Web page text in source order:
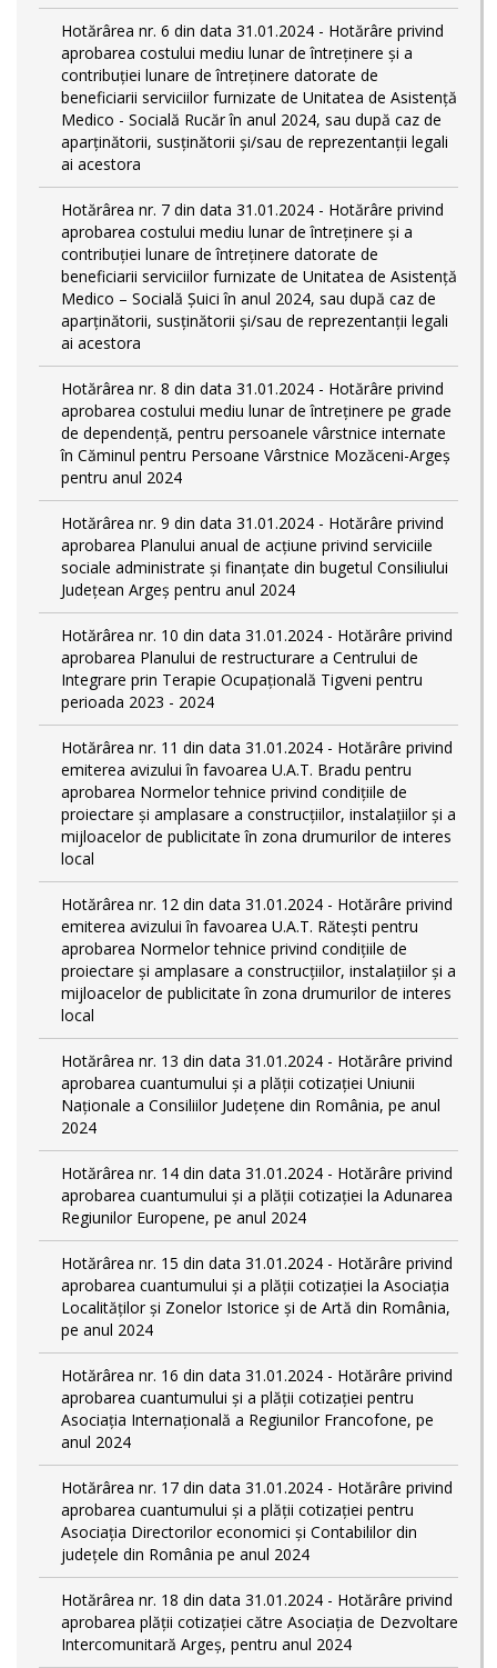
Hotărârea nr. 6 din data 31.01.2024 - Hotărâre privind
aprobarea costului mediu lunar de întreținere și a
contribuției lunare de întreținere datorate de
beneficiarii serviciilor furnizate de Unitatea de Asistență
Medico - Socială Rucăr în anul 2024, sau după caz de
aparținătorii, susținătorii și/sau de reprezentanții legali
ai acestora
Hotărârea nr. 7 din data 31.01.2024 - Hotărâre privind
aprobarea costului mediu lunar de întreținere și a
contribuției lunare de întreținere datorate de
beneficiarii serviciilor furnizate de Unitatea de Asistență
Medico – Socială Șuici în anul 2024, sau după caz de
aparținătorii, susținătorii și/sau de reprezentanții legali
ai acestora
Hotărârea nr. 8 din data 31.01.2024 - Hotărâre privind
aprobarea costului mediu lunar de întreţinere pe grade
de dependențǎ, pentru persoanele vârstnice internate
în Căminul pentru Persoane Vârstnice Mozăceni-Argeș
pentru anul 2024
Hotărârea nr. 9 din data 31.01.2024 - Hotărâre privind
aprobarea Planului anual de acțiune privind serviciile
sociale administrate și finanțate din bugetul Consiliului
Județean Argeș pentru anul 2024
Hotărârea nr. 10 din data 31.01.2024 - Hotărâre privind
aprobarea Planului de restructurare a Centrului de
Integrare prin Terapie Ocupațională Tigveni pentru
perioada 2023 - 2024
Hotărârea nr. 11 din data 31.01.2024 - Hotărâre privind
emiterea avizului în favoarea U.A.T. Bradu pentru
aprobarea Normelor tehnice privind condiţiile de
proiectare şi amplasare a construcţiilor, instalaţiilor şi a
mijloacelor de publicitate în zona drumurilor de interes
local
Hotărârea nr. 12 din data 31.01.2024 - Hotărâre privind
emiterea avizului în favoarea U.A.T. Rătești pentru
aprobarea Normelor tehnice privind condiţiile de
proiectare şi amplasare a construcţiilor, instalaţiilor şi a
mijloacelor de publicitate în zona drumurilor de interes
local
Hotărârea nr. 13 din data 31.01.2024 - Hotărâre privind
aprobarea cuantumului și a plății cotizației Uniunii
Naționale a Consiliilor Județene din România, pe anul
2024
Hotărârea nr. 14 din data 31.01.2024 - Hotărâre privind
aprobarea cuantumului și a plății cotizației la Adunarea
Regiunilor Europene, pe anul 2024
Hotărârea nr. 15 din data 31.01.2024 - Hotărâre privind
aprobarea cuantumului și a plății cotizației la Asociația
Localităților și Zonelor Istorice și de Artă din România,
pe anul 2024
Hotărârea nr. 16 din data 31.01.2024 - Hotărâre privind
aprobarea cuantumului și a plății cotizației pentru
Asociația Internațională a Regiunilor Francofone, pe
anul 2024
Hotărârea nr. 17 din data 31.01.2024 - Hotărâre privind
aprobarea cuantumului și a plății cotizației pentru
Asociația Directorilor economici și Contabililor din
județele din România pe anul 2024
Hotărârea nr. 18 din data 31.01.2024 - Hotărâre privind
aprobarea plății cotizației către Asociația de Dezvoltare
Intercomunitară Argeș, pentru anul 2024